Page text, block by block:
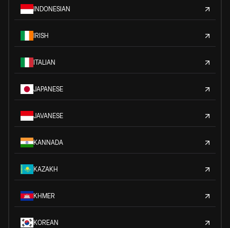
INDONESIAN
IRISH
ITALIAN
JAPANESE
JAVANESE
KANNADA
KAZAKH
KHMER
KOREAN